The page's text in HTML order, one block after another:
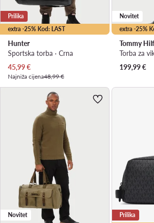
extra -25% Kod: LAST
Prilika
Hunter
Sportska torba · Crna
Trenutna cijena
45,99€
Najniža cijena48,99 €
extra -25%
Novitet
Tommy
Torba za
199,99€
Novitet Prilika